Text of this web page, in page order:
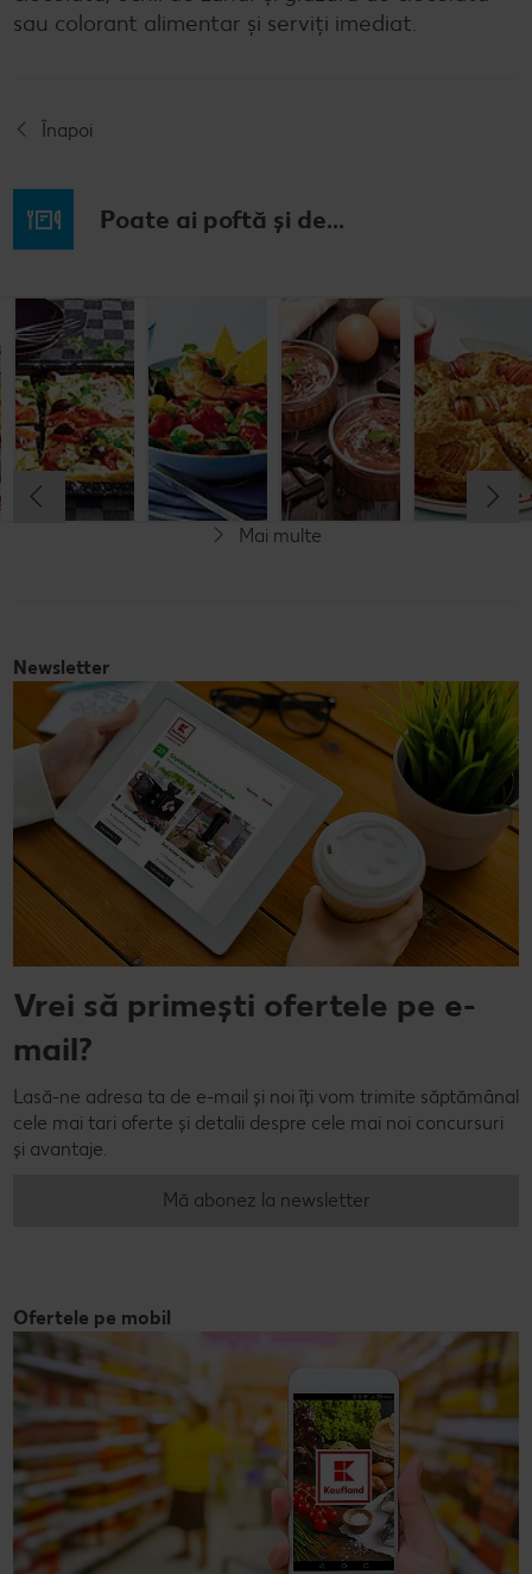
sau colorant alimentar şi serviţi imediat.
Înapoi
Poate ai poftă și de...
Budincă
italiană de
orez cu salată
de fructe
Cel mult 60 minute
Simplu
Clătite cu
legume și
mozzarella
Cel mult 30 minute
Simplu
Tocană
italienească
de pește
Cel mult 60 minute
Simplu
Cremă la
Cel mult 60 minute
Simplu
Mai multe
Newsletter
Vrei să primești ofertele pe e-
mail?
Lasă-ne adresa ta de e-mail și noi îți vom trimite săptămânal
cele mai tari oferte și detalii despre cele mai noi concursuri
și avantaje.
Mă abonez la newsletter
Ofertele pe mobil